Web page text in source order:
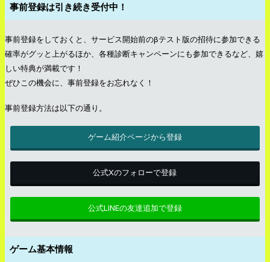
事前登録は引き続き受付中！
事前登録をしておくと、サービス開始前のβテスト版の招待に参加できる
確率がグッと上がるほか、各種診断キャンペーンにも参加できるなど、嬉
しい特典が満載です！
ぜひこの機会に、事前登録をお忘れなく！
事前登録方法は以下の通り。
ゲーム紹介ページから登録
公式Xのフォローで登録
公式LINEの友達追加で登録
ゲーム基本情報